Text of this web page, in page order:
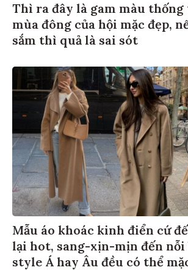
Thì ra đây là gam màu
mùa đông của hội mặc đẹp,
sắm thì quả là sai sót
Mẫu áo khoác kinh điển cứ
lại hot, sang-xịn-mịn đến nỗi
style Á hay Âu đều có thể